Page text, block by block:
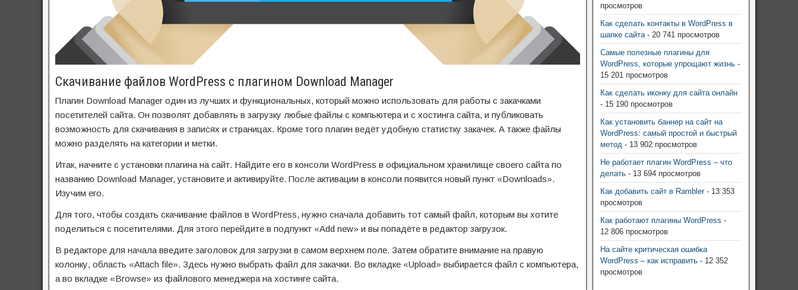
Скачивание файлов WordPress с плагином Download Manager
Плагин Download Manager один из лучших и функциональных, который можно использовать для работы с закачками
посетителей сайта. Он позволят добавлять в загрузку любые файлы с компьютера и с хостинга сайта, и публиковать
возможность для скачивания в записях и страницах. Кроме того плагин ведёт удобную статистку закачек. А также файлы
можно разделять на категории и метки.
Итак, начните с установки плагина на сайт. Найдите его в консоли WordPress в официальном хранилище своего сайта по
названию Download Manager, установите и активируйте. После активации в консоли появится новый пункт «Downloads».
Изучим его.
Для того, чтобы создать скачивание файлов в WordPress, нужно сначала добавить тот самый файл, которым вы хотите
поделиться с посетителями. Для этого перейдите в подпункт «Add new» и вы попадёте в редактор загрузок.
В редакторе для начала введите заголовок для загрузки в самом верхнем поле. Затем обратите внимание на правую
колонку, область «Attach file». Здесь нужно выбрать файл для закачки. Во вкладке «Upload» выбирается файл с компьютера,
а во вкладке «Browse» из файлового менеджера на хостинге сайта.
просмотров
Как сделать контакты в WordPress в
шапке сайта- 20 741 просмотров
Самые полезные плагины для
WordPress, которые упрощают жизнь -
15 201 просмотров
Как сделать иконку для сайта онлайн
- 15 190 просмотров
Как установить баннер на сайт на
WordPress: самый простой и быстрый
метод - 13 902 просмотров
Не работает плагин WordPress – что
делать - 13 694 просмотров
Как добавить сайт в Rambler- 13 353
просмотров
Как работают плагины WordPress -
12 806 просмотров
На сайте критическая ошибка
WordPress – как исправить - 12 352
просмотров